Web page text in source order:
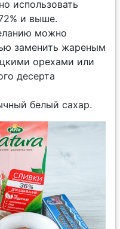
использовать
и выше.
можно
заменить жареным
орехами или
десерта
белый сахар.